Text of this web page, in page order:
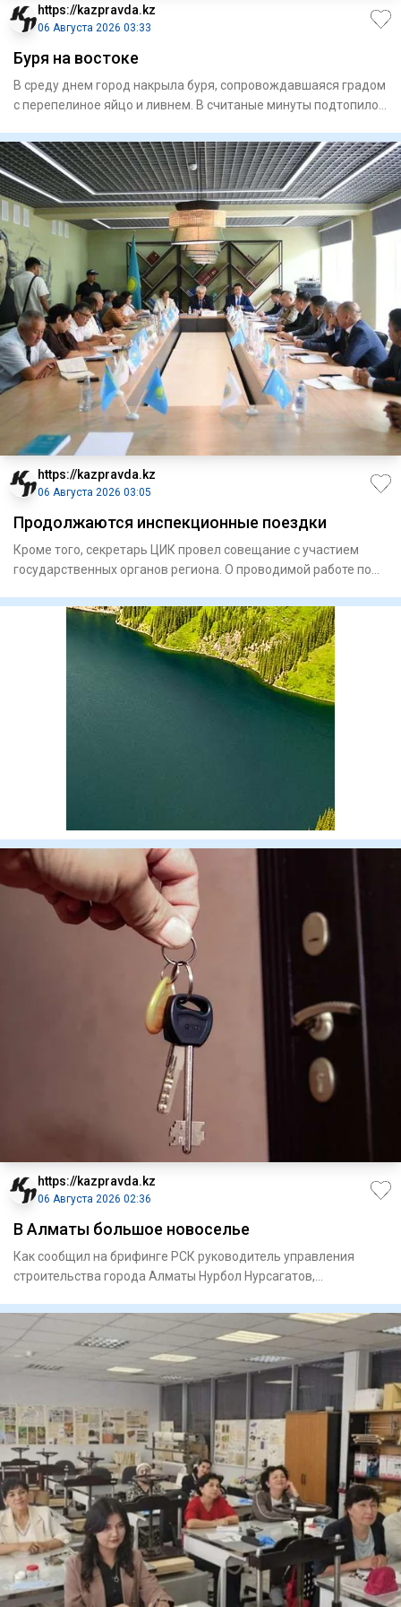
https://kazpravda.kz
06 Августа 2026 03:33
Буря на востоке
В среду днем город накрыла буря, сопровождавшая­ся градом
с перепелиное яйцо и ливнем. В считаные минуты подтопило
https://kazpravda.kz
06 Августа 2026 03:05
Продолжаются инспекционные поездки
Кроме того, секретарь ЦИК провел совещание с участием
государственных органов региона. О проводимой работе по
https://kazpravda.kz
06 Августа 2026 02:36
В Алматы большое новоселье
Как сообщил на брифинге РСК руководитель управления
строи­тельства города Алматы Нурбол Нурсагатов,